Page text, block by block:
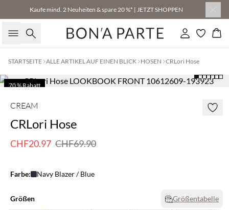
Kaufe mind. 2 Neuheiten & spare 20 %* | JETZT SHOPPEN
Suche Einloggen
STARTSEITE ALLE ARTIKEL AUF EINEN BLICK HOSEN CRLori Hose
70 % Rabatt
CREAM
CRLori Hose
CHF20.97 CHF69.90
Farbe: Navy Blazer / Blue
Größen Größentabelle